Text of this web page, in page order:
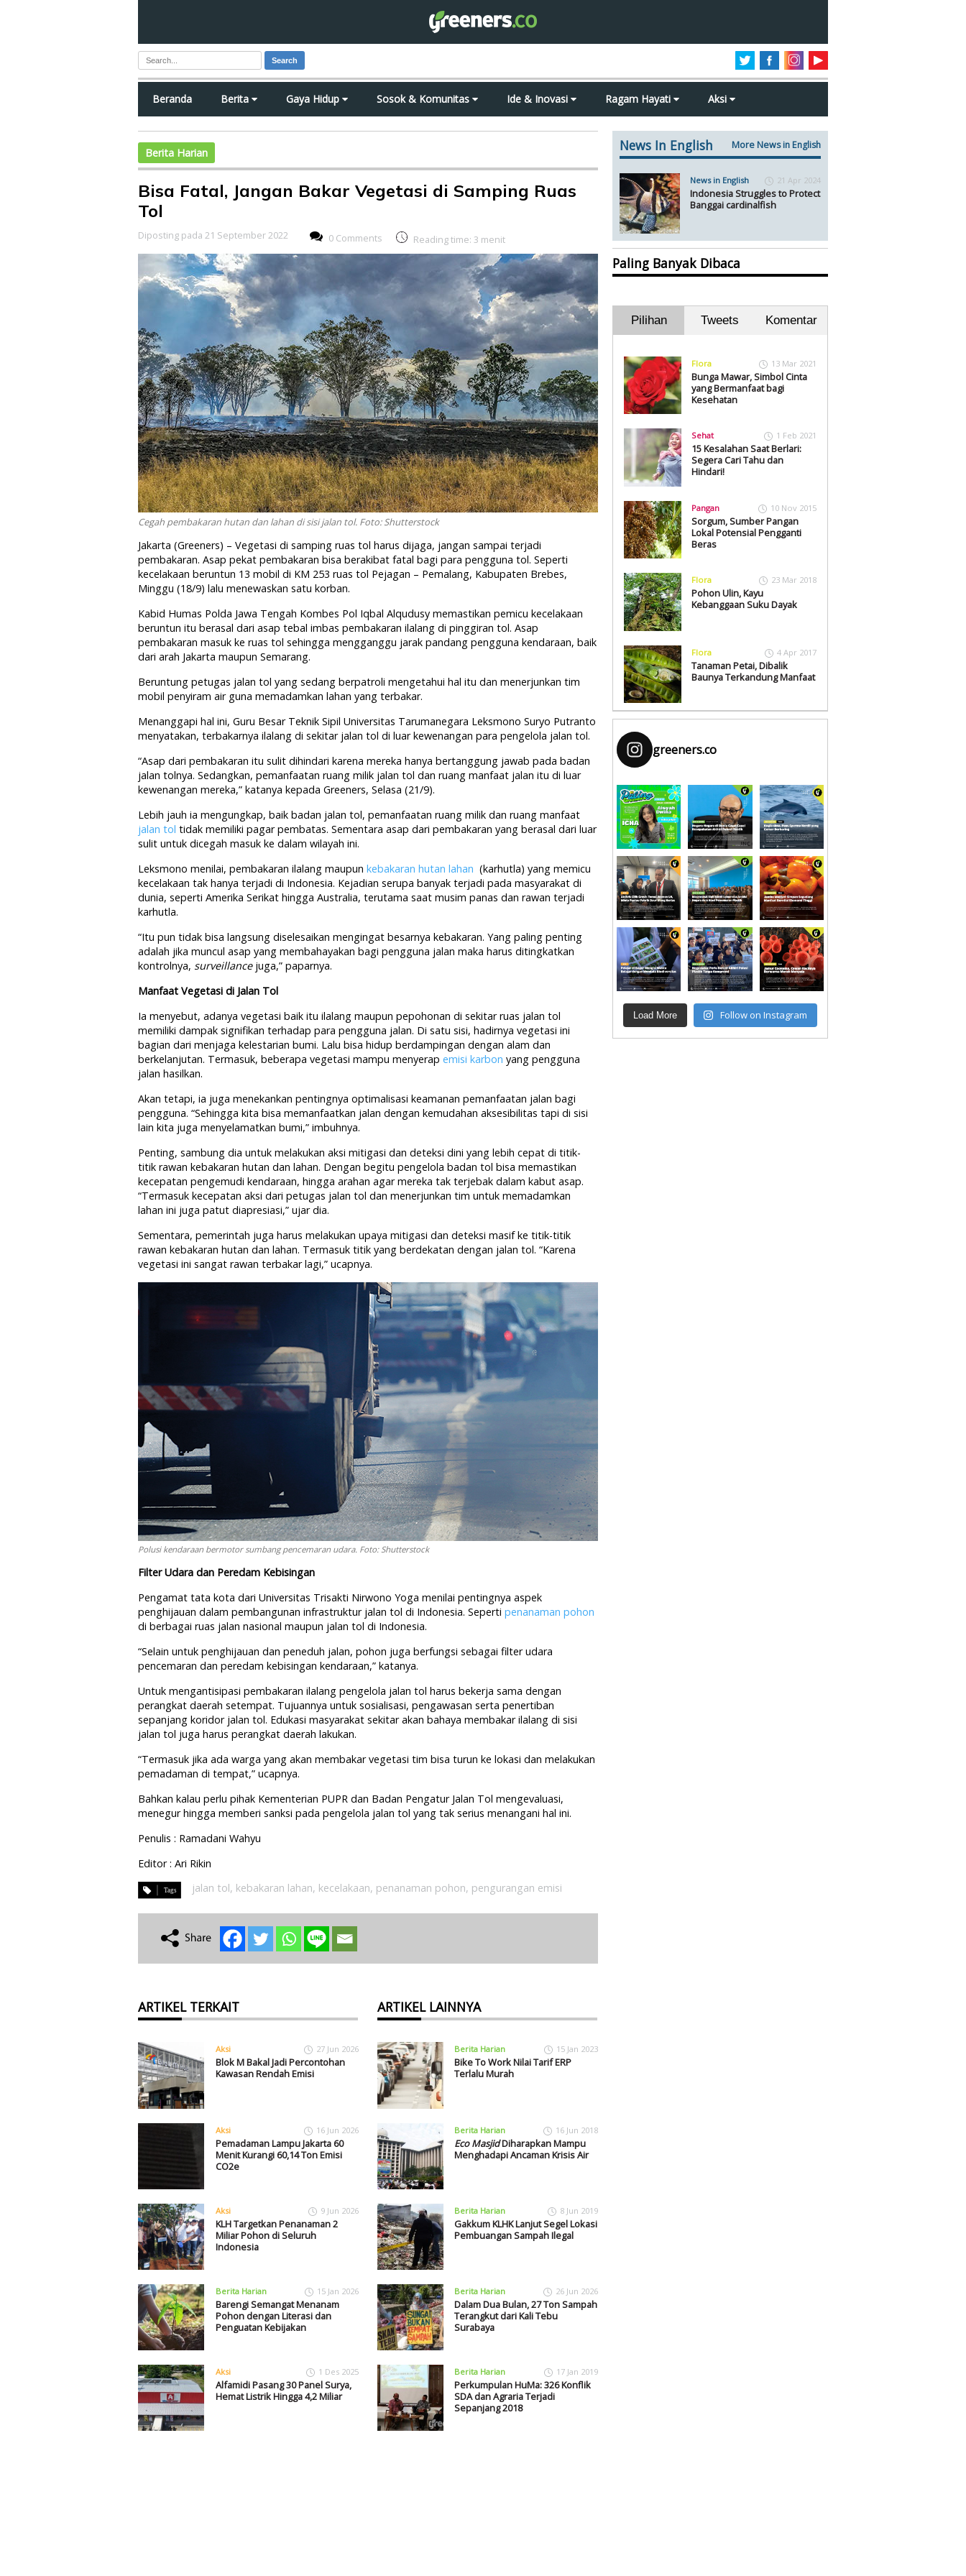
Search
Beranda Berita Gaya Hidup Sosok & Komunitas Ide & Inovasi Ragam Hayati Aksi
Berita Harian
Bisa Fatal, Jangan Bakar Vegetasi di Samping Ruas
Tol
Diposting pada 21 September 2022 0 Comments Reading time: 3 menit
Cegah pembakaran hutan dan lahan di sisi jalan tol. Foto: Shutterstock
Jakarta (Greeners) – Vegetasi di samping ruas tol harus dijaga, jangan sampai terjadi
pembakaran. Asap pekat pembakaran bisa berakibat fatal bagi para pengguna tol. Seperti
kecelakaan beruntun 13 mobil di KM 253 ruas tol Pejagan – Pemalang, Kabupaten Brebes,
Minggu (18/9) lalu menewaskan satu korban.
Kabid Humas Polda Jawa Tengah Kombes Pol Iqbal Alqudusy memastikan pemicu kecelakaan
beruntun itu berasal dari asap tebal imbas pembakaran ilalang di pinggiran tol. Asap
pembakaran masuk ke ruas tol sehingga mengganggu jarak pandang pengguna kendaraan, baik
dari arah Jakarta maupun Semarang.
Beruntung petugas jalan tol yang sedang berpatroli mengetahui hal itu dan menerjunkan tim
mobil penyiram air guna memadamkan lahan yang terbakar.
Menanggapi hal ini, Guru Besar Teknik Sipil Universitas Tarumanegara Leksmono Suryo Putranto
menyatakan, terbakarnya ilalang di sekitar jalan tol di luar kewenangan para pengelola jalan tol.
“Asap dari pembakaran itu sulit dihindari karena mereka hanya bertanggung jawab pada badan
jalan tolnya. Sedangkan, pemanfaatan ruang milik jalan tol dan ruang manfaat jalan itu di luar
kewenangan mereka,” katanya kepada Greeners, Selasa (21/9).
Lebih jauh ia mengungkap, baik badan jalan tol, pemanfaatan ruang milik dan ruang manfaat
jalan tol tidak memiliki pagar pembatas. Sementara asap dari pembakaran yang berasal dari luar
sulit untuk dicegah masuk ke dalam wilayah ini.
Leksmono menilai, pembakaran ilalang maupun kebakaran hutan lahan (karhutla) yang memicu
kecelakaan tak hanya terjadi di Indonesia. Kejadian serupa banyak terjadi pada masyarakat di
dunia, seperti Amerika Serikat hingga Australia, terutama saat musim panas dan rawan terjadi
karhutla.
“Itu pun tidak bisa langsung diselesaikan mengingat besarnya kebakaran. Yang paling penting
adalah jika muncul asap yang membahayakan bagi pengguna jalan maka harus ditingkatkan
kontrolnya, surveillancejuga,” paparnya.
Manfaat Vegetasi di Jalan Tol
Ia menyebut, adanya vegetasi baik itu ilalang maupun pepohonan di sekitar ruas jalan tol
memiliki dampak signifikan terhadap para pengguna jalan. Di satu sisi, hadirnya vegetasi ini
bagian dari menjaga kelestarian bumi. Lalu bisa hidup berdampingan dengan alam dan
berkelanjutan. Termasuk, beberapa vegetasi mampu menyerap emisi karbon yang pengguna
jalan hasilkan.
Akan tetapi, ia juga menekankan pentingnya optimalisasi keamanan pemanfaatan jalan bagi
pengguna. “Sehingga kita bisa memanfaatkan jalan dengan kemudahan aksesibilitas tapi di sisi
lain kita juga menyelamatkan bumi,” imbuhnya.
Penting, sambung dia untuk melakukan aksi mitigasi dan deteksi dini yang lebih cepat di titik-
titik rawan kebakaran hutan dan lahan. Dengan begitu pengelola badan tol bisa memastikan
kecepatan pengemudi kendaraan, hingga arahan agar mereka tak terjebak dalam kabut asap.
“Termasuk kecepatan aksi dari petugas jalan tol dan menerjunkan tim untuk memadamkan
lahan ini juga patut diapresiasi,” ujar dia.
Sementara, pemerintah juga harus melakukan upaya mitigasi dan deteksi masif ke titik-titik
rawan kebakaran hutan dan lahan. Termasuk titik yang berdekatan dengan jalan tol. “Karena
vegetasi ini sangat rawan terbakar lagi,” ucapnya.
Polusi kendaraan bermotor sumbang pencemaran udara. Foto: Shutterstock
Filter Udara dan Peredam Kebisingan
Pengamat tata kota dari Universitas Trisakti Nirwono Yoga menilai pentingnya aspek
penghijauan dalam pembangunan infrastruktur jalan tol di Indonesia. Seperti penanaman pohon
di berbagai ruas jalan nasional maupun jalan tol di Indonesia.
“Selain untuk penghijauan dan peneduh jalan, pohon juga berfungsi sebagai filter udara
pencemaran dan peredam kebisingan kendaraan,” katanya.
Untuk mengantisipasi pembakaran ilalang pengelola jalan tol harus bekerja sama dengan
perangkat daerah setempat. Tujuannya untuk sosialisasi, pengawasan serta penertiban
sepanjang koridor jalan tol. Edukasi masyarakat sekitar akan bahaya membakar ilalang di sisi
jalan tol juga harus perangkat daerah lakukan.
“Termasuk jika ada warga yang akan membakar vegetasi tim bisa turun ke lokasi dan melakukan
pemadaman di tempat,” ucapnya.
Bahkan kalau perlu pihak Kementerian PUPR dan Badan Pengatur Jalan Tol mengevaluasi,
menegur hingga memberi sanksi pada pengelola jalan tol yang tak serius menangani hal ini.
Penulis : Ramadani Wahyu
Editor : Ari Rikin
jalan tol, kebakaran lahan, kecelakaan, penanaman pohon, pengurangan emisi
ARTIKEL TERKAIT
Aksi 27 Jun 2026
Blok M Bakal Jadi Percontohan
Kawasan Rendah Emisi
Aksi 16 Jun 2026
Pemadaman Lampu Jakarta 60
Menit Kurangi 60,14 Ton Emisi
CO2e
Aksi 9 Jun 2026
KLH Targetkan Penanaman 2
Miliar Pohon di Seluruh
Indonesia
Berita Harian 15 Jan 2026
Barengi Semangat Menanam
Pohon dengan Literasi dan
Penguatan Kebijakan
Aksi 1 Des 2025
Alfamidi Pasang 30 Panel Surya,
Hemat Listrik Hingga 4,2 Miliar
ARTIKEL LAINNYA
Berita Harian 15 Jan 2023
Bike To Work Nilai Tarif ERP
Terlalu Murah
Berita Harian 16 Jun 2018
Eco MasjidDiharapkan Mampu
Menghadapi Ancaman Krisis Air
Berita Harian 8 Jun 2019
Gakkum KLHK Lanjut Segel Lokasi
Pembuangan Sampah Ilegal
Berita Harian 26 Jun 2026
Dalam Dua Bulan, 27 Ton Sampah
Terangkut dari Kali Tebu
Surabaya
Berita Harian 17 Jan 2019
Perkumpulan HuMa: 326 Konflik
SDA dan Agraria Terjadi
Sepanjang 2018
News In English More News in English
News in English 21 Apr 2024
Indonesia Struggles to Protect
Banggai cardinalfish
Paling Banyak Dibaca
Pilihan Tweets Komentar
Flora 13 Mar 2021
Bunga Mawar, Simbol Cinta
yang Bermanfaat bagi
Kesehatan
Sehat 1 Feb 2021
15 Kesalahan Saat Berlari:
Segera Cari Tahu dan
Hindari!
Pangan 10 Nov 2015
Sorgum, Sumber Pangan
Lokal Potensial Pengganti
Beras
Flora 23 Mar 2018
Pohon Ulin, Kayu
Kebanggaan Suku Dayak
Flora 4 Apr 2017
Tanaman Petai, Dibalik
Baunya Terkandung Manfaat
greeners.co
Load More Follow on Instagram